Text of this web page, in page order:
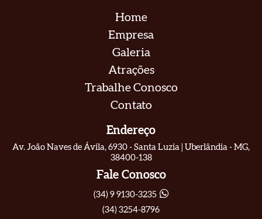
Home
Empresa
Galeria
Atrações
Trabalhe Conosco
Contato
Endereço
Av. João Naves de Ávila, 6930 - Santa Luzia | Uberlândia - MG,
38400-138
Fale Conosco
(34) 9 9130-3235
(34) 3254-8796